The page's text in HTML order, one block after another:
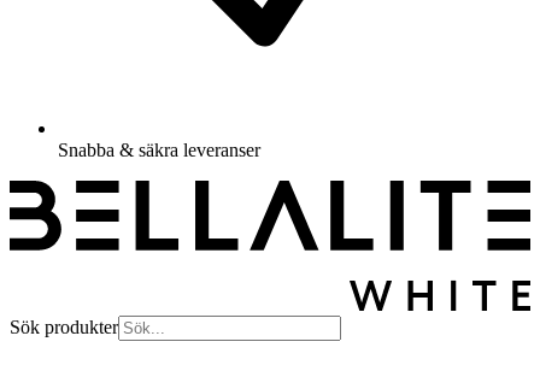
Snabba & säkra leveranser
Sök produkter